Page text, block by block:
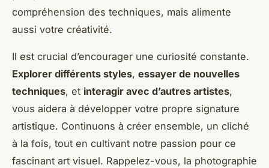
compréhension des techniques, mais alimente
aussi votre créativité.
Il est crucial d’encourager une curiosité constante.
Explorer différents styles, essayer de nouvelles
techniques, et interagir avec d’autres artistes,
vous aidera à développer votre propre signature
artistique. Continuons à créer ensemble, un cliché
à la fois, tout en cultivant notre passion pour ce
fascinant art visuel. Rappelez-vous, la photographie